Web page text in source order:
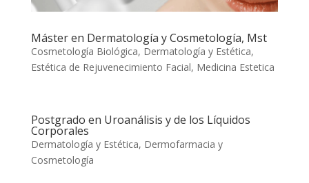
Máster en Dermatología y Cosmetología, Mst
Cosmetología Biológica, Dermatología y Estética,
Estética de Rejuvenecimiento Facial, Medicina Estetica
Postgrado en Uroanálisis y de los Líquidos
Corporales
Dermatología y Estética, Dermofarmacia y
Cosmetología